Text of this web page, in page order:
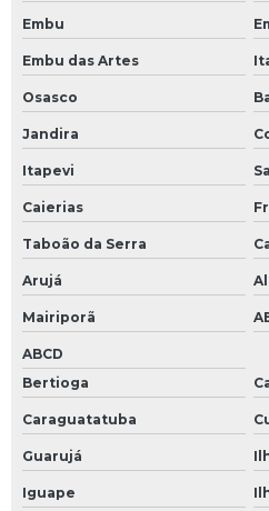
Embu
Embu das Artes
Osasco
Jandira
Itapevi
Caierias
Taboão da Serra
Arujá
Mairiporã
ABCD
Bertioga
Caraguatatuba
Guarujá
Iguape